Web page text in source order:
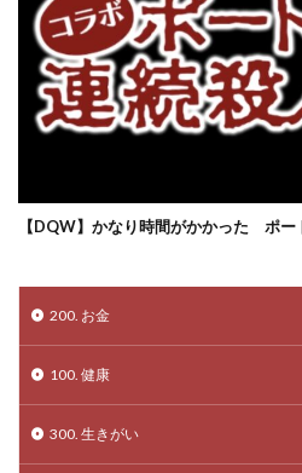
【DQW】かなり時間がかかった ポー
200. お金
100. 健康
300. 生きがい